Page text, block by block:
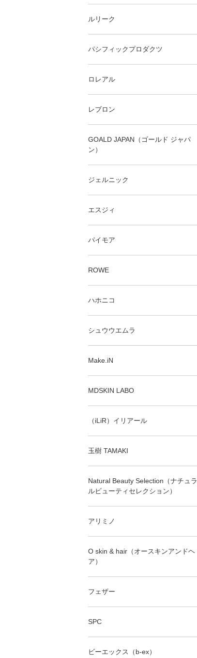
ルリーク
パシフィックプロダクツ
ロレアル
レブロン
GOALD JAPAN（ゴールド ジャパ
ン）
ジェルニック
エスジィ
パイモア
ROWE
ハホニコ
シュウウエムラ
Make.iN
MDSKIN LABO
（iLiR）イリアール
玉樹 TAMAKI
Natural Beauty Selection（ナチュラ
ルビューティセレクション）
アリミノ
O skin & hair（オースキンアンドヘ
ア）
フェザー
SPC
ビーエックス（b-ex）